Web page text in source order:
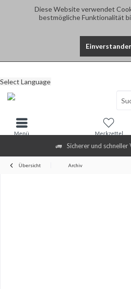
Diese Website verwendet
bestmögliche Funktionalität
Sicherer und schneller
Select Language
Merkzettel
Menü
Übersicht Archiv